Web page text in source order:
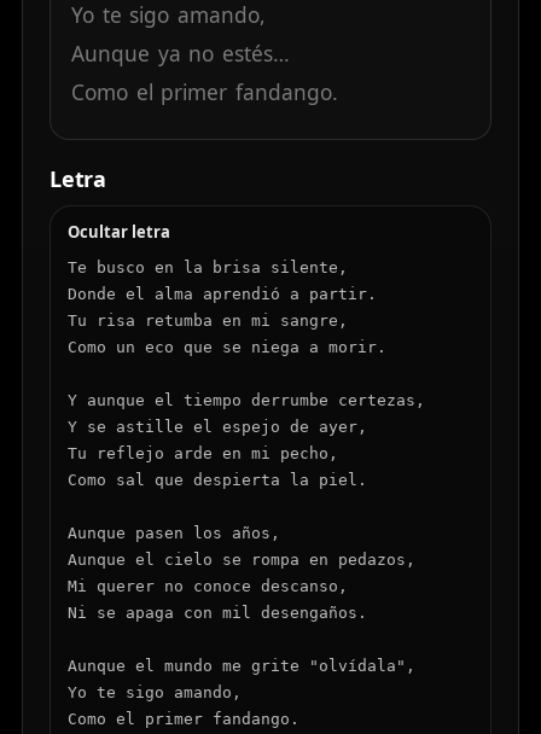
Yo te sigo amando,
Aunque ya no estés…
Como el primer fandango.
Letra
Ocultar letra
Te busco en la brisa silente,
Donde el alma aprendió a partir.
Tu risa retumba en mi sangre,
Como un eco que se niega a morir.
Y aunque el tiempo derrumbe certezas,
Y se astille el espejo de ayer,
Tu reflejo arde en mi pecho,
Como sal que despierta la piel.
Aunque pasen los años,
Aunque el cielo se rompa en pedazos,
Mi querer no conoce descanso,
Ni se apaga con mil desengaños.
Aunque el mundo me grite "olvídala",
Yo te sigo amando,
Como el primer fandango.